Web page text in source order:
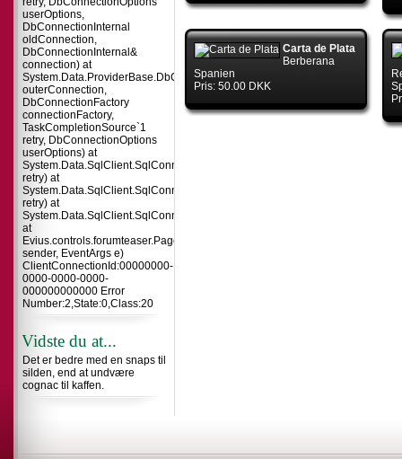
userOptions,
DbConnectionInternal
oldConnection,
DbConnectionInternal&
connection) at
outerConnection,
DbConnectionFactory
connectionFactory,
TaskCompletionSource`1
retry, DbConnectionOptions
userOptions) at
retry) at
System.Data.SqlClient.SqlConnection.TryOpen(TaskCompletionSource`1
retry) at
System.Data.SqlClient.SqlConnection.Open()
at
Evius.controls.forumteaser.Page_Load(Object
sender, EventArgs e)
ClientConnectionId:00000000-
0000-0000-0000-
000000000000 Error
Number:2,State:0,Class:20
Vidste du at...
Det er bedre med en snaps til
silden, end at undvære
cognac til kaffen.
Carta de Plata
Berberana
Spanien
Pris: 50.00 DKK